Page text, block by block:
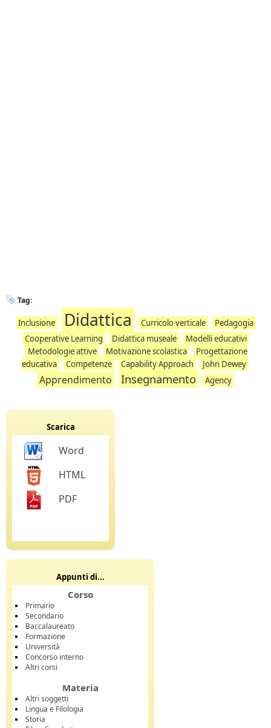
Tag:
Inclusione Didattica Curricolo verticale
Pedagogia
Cooperative Learning
Didattica museale
Modelli educativi
Metodologie attive
Motivazione scolastica
Progettazione
educativa
Competenze Capability Approach John Dewey
Apprendimento Insegnamento Agency
Scarica
Word
HTML
PDF
Appunti di...
Corso
Primario
Secondario
Baccalaureato
Formazione
Università
Concorso interno
Altri corsi
Materia
Altri soggetti
Lingua e Filologia
Storia